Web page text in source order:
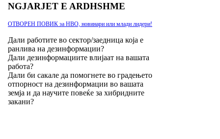
NGJARJET E ARDHSHME
ОТВОРЕН ПОВИК за НВО, новинари или млади лидери!
Дали работите во сектор/заедница која е
ранлива на дезинформации?
Дали дезинформациите влијаат на вашата
работа?
Дали би сакале да помогнете во градењето
отпорност на дезинформации во вашата
земја и да научите повеќе за хибридните
закани?